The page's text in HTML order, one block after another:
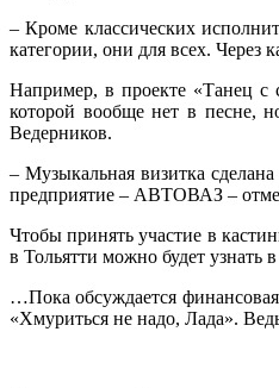
– Кроме классических
категории, они для всех.
Например, в проекте «Танец с
которой вообще нет в песне,
Ведерников.
– Музыкальная визитка
предприятие – АВТОВАЗ –
Чтобы принять участие в
в Тольятти можно будет узнать
…Пока обсуждается
«Хмуриться не надо, Лада».